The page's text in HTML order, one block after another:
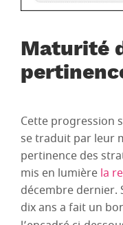
Maturité
Cette progression
se traduit par leur
pertinence des
mis en lumière la
décembre dernier.
dix ans a fait un